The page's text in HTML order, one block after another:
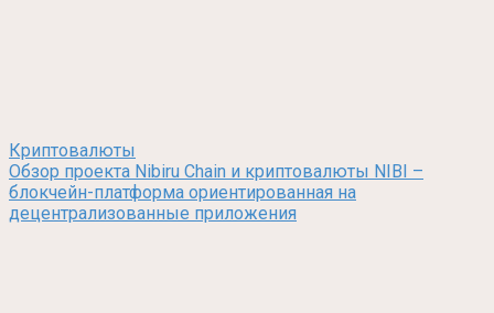
Криптовалюты
Обзор проекта Nibiru Chain и криптовалюты NIBI –
блокчейн-платформа ориентированная на
децентрализованные приложения